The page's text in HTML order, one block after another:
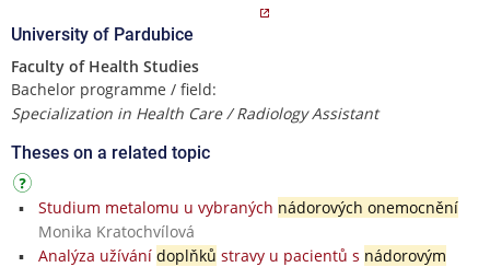
University of Pardubice
Faculty of Health Studies
Bachelor programme / field:
Specialization in Health Care / Radiology Assistant
Theses on a related topic
Studium metalomu u vybraných nádorových onemocnění
Monika Kratochvílová
Analýza užívání doplňků stravy u pacientů s nádorovým